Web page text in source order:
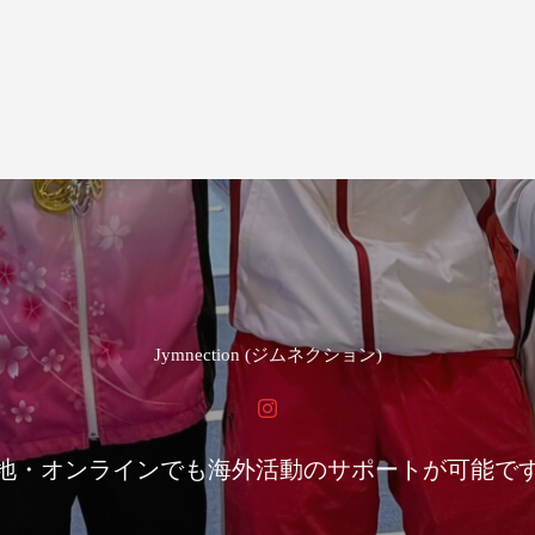
Jymnection (ジムネクション)
・オンラインでも海外活動のサポートが可能で